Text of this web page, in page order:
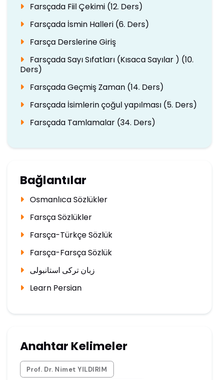
Farsçada Fiil Çekimi (12. Ders)
Farsçada İsmin Halleri (6. Ders)
Farsça Derslerine Giriş
Farsçada Sayı Sıfatları (Kısaca Sayılar ) (10.
Ders)
Farsçada Geçmiş Zaman (14. Ders)
Farsçada İsimlerin çoğul yapılması (5. Ders)
Farsçada Tamlamalar (34. Ders)
Bağlantılar
Osmanlıca Sözlükler
Farsça Sözlükler
Farsça-Türkçe Sözlük
Farsça-Farsça Sözlük
زبان ترکی استانبولی
Learn Persian
Anahtar Kelimeler
Prof. Dr. Nimet YILDIRIM